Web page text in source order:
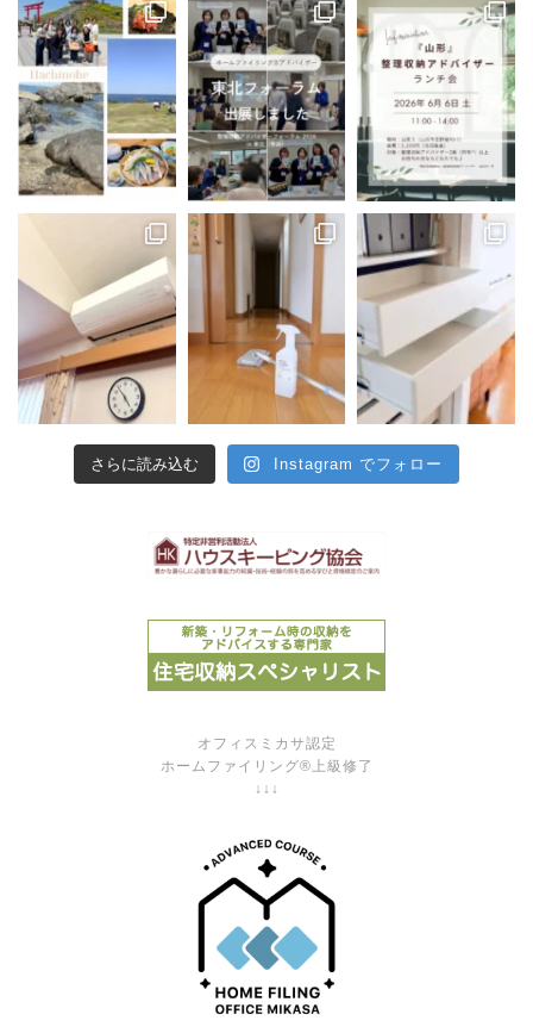
さらに読み込む Instagram でフォロー
オフィスミカサ認定
ホームファイリング®上級修了
↓↓↓